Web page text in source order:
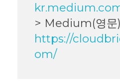
> Medium(영문
https://
om/